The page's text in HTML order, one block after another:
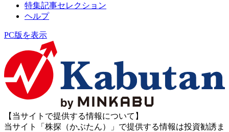
特集記事セレクション
ヘルプ
PC版を表示
【当サイトで提供する情報について】
当サイト「株探（かぶたん）」で提供する情報は投資勧誘ま